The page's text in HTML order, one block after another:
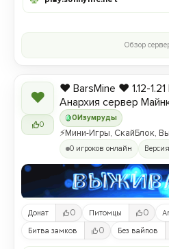
Обзор
❤
0
0 Изумруды
❤️ BarsMine ❤️ 1.12-
Анархия сервер
⚡Мини-Игры, СкайБлок,
0 игроков онлайн
Донат 0 Питомцы 0
Битва замков 0 Без вайпов